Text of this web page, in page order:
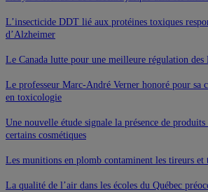
L’insecticide DDT lié aux protéines toxiques
d’Alzheimer
Le Canada lutte pour une meilleure régulation des
Le professeur Marc-André Verner honoré pour sa
en toxicologie
Une nouvelle étude signale la présence de
certains cosmétiques
Les munitions en plomb contaminent les tireurs et
La qualité de l’air dans les écoles du Québec